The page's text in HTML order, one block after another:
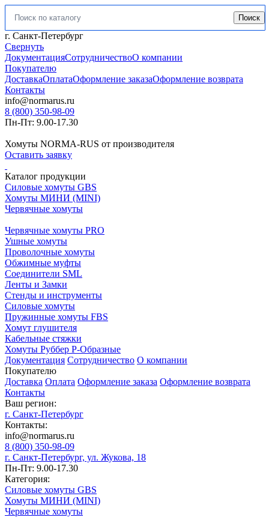
Искать: Поиск
г. Санкт-Петербург
Свернуть
ДокументацияСотрудничествоО компании
Покупателю
ДоставкаОплатаОформление заказаОформление возврата
Контакты
info@normarus.ru
8 (800) 350-98-09
Пн-Пт: 9.00-17.30
Хомуты NORMA-RUS от производителя
Оставить заявку
Каталог продукции
Силовые хомуты GBS
Хомуты МИНИ (MINI)
Червячные хомуты
Червячные хомуты PRO
Ушные хомуты
Проволочные хомуты
Обжимные муфты
Соединители SML
Ленты и Замки
Стенды и инструменты
Силовые хомуты
Пружинные хомуты FBS
Хомут глушителя
Кабельные стяжки
Хомуты Руббер Р-Образные
Документация Сотрудничество О компании
Покупателю
Доставка Оплата Оформление заказа Оформление возврата
Контакты
Ваш регион:
г. Санкт-Петербург
Контакты:
info@normarus.ru
8 (800) 350-98-09
г. Санкт-Петербург, ул. Жукова, 18
Пн-Пт: 9.00-17.30
Категория:
Силовые хомуты GBS
Хомуты МИНИ (MINI)
Червячные хомуты